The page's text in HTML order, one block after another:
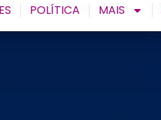
POLÍTICA MAIS